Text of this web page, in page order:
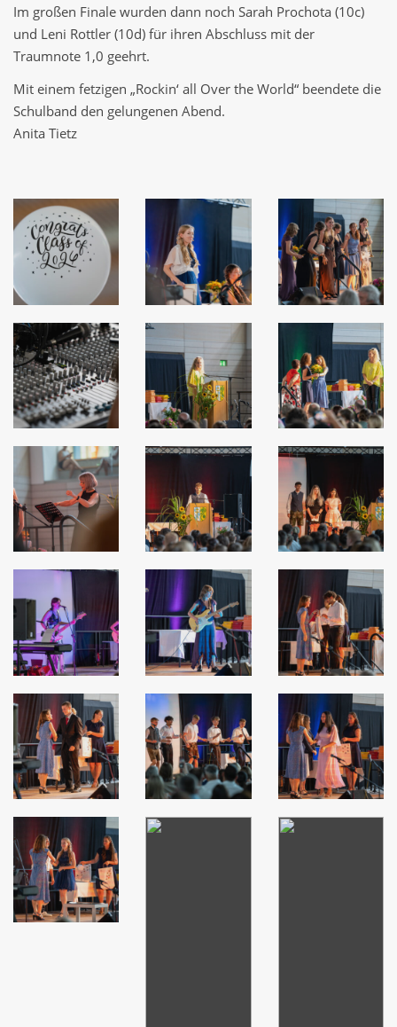
Im großen Finale wurden dann noch Sarah Prochota (10c)
und Leni Rottler (10d) für ihren Abschluss mit der
Traumnote 1,0 geehrt.
Mit einem fetzigen „Rockin‘ all Over the World“ beendete die
Schulband den gelungenen Abend.
Anita Tietz